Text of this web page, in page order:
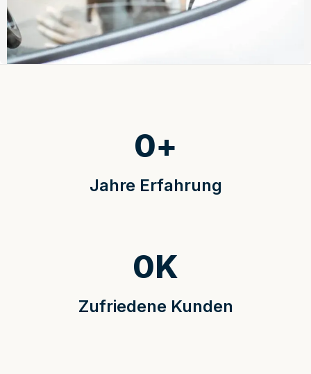
Jahre Erfahrung
0+
Zufriedene Kunden
0K